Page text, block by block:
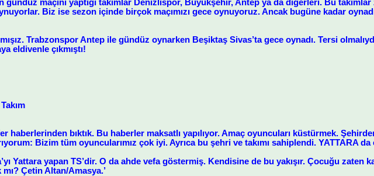
gündüz maçını yaptığı takımlar Denizlispor, Büyükşehir, Antep ya da diğerleri. Bu takımlar
Biz ise sezon içinde birçok maçımızı gece oynuyoruz. Ancak bugüne kadar
Trabzonspor Antep ile gündüz oynarken Beşiktaş Sivas’ta gece oynadı. Tersi
eldivenle çıkmıştı!
haberlerinden bıktık. Bu haberler maksatlı yapılıyor. Amaç oyuncuları küstürmek.
Bizim tüm oyuncularımız çok iyi. Ayrıca bu şehri ve takımı sahiplendi. YATTARA da
Yattara yapan TS’dir. O da ahde vefa göstermiş. Kendisine de bu yakışır. Çocuğu zaten
Çetin Altan/Amasya.’